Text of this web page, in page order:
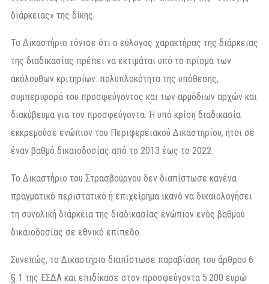
διάρκειας» της δίκης.
Το Δικαστήριο τόνισε ότι ο εύλογος χαρακτήρας της διάρκειας
της διαδικασίας πρέπει να εκτιμάται υπό το πρίσμα των
ακόλουθων κριτηρίων: πολυπλοκότητα της υπόθεσης,
συμπεριφορά του προσφεύγοντος και των αρμόδιων αρχών και
διακύβευμα για τον προσφεύγοντα. Η υπό κρίση διαδικασία
εκκρεμούσε ενώπιον του Περιφερειακού Δικαστηρίου, ήτοι σε
έναν βαθμό δικαιοδοσίας από το 2013 έως το 2022.
Το Δικαστήριο του Στρασβούργου δεν διαπίστωσε κανένα
πραγματικό περιστατικό ή επιχείρημα ικανό να δικαιολογήσει
τη συνολική διάρκεια της διαδικασίας ενώπιον ενός βαθμού
δικαιοδοσίας σε εθνικό επίπεδο.
Συνεπώς, το Δικαστήριο διαπίστωσε παραβίαση του άρθρου 6
§ 1 της ΕΣΔΑ και επιδίκασε στον προσφεύγοντα 5.200 ευρώ